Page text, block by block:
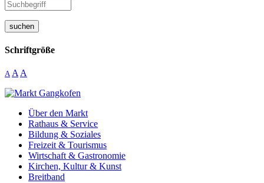
suchen
Schriftgröße
A A A
Über den Markt
Rathaus & Service
Bildung & Soziales
Freizeit & Tourismus
Wirtschaft & Gastronomie
Kirchen, Kultur & Kunst
Breitband